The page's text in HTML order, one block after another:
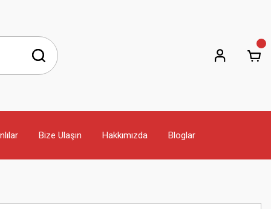
Bize Ulaşın Hakkımızda Bloglar